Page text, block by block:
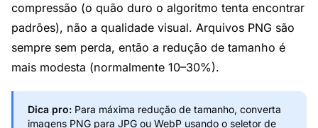
compressão (o quão duro o algoritmo tenta encontrar
padrões), não a qualidade visual. Arquivos PNG são
sempre sem perda, então a redução de tamanho é
mais modesta (normalmente 10–30%).
Dica pro: Para máxima redução de tamanho, converta
imagens PNG para JPG ou WebP usando o seletor de